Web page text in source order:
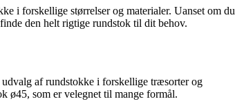
i forskellige størrelser og materialer. Uanset om du
den helt rigtige rundstok til dit behov.
af rundstokke i forskellige træsorter og
ø45, som er velegnet til mange formål.